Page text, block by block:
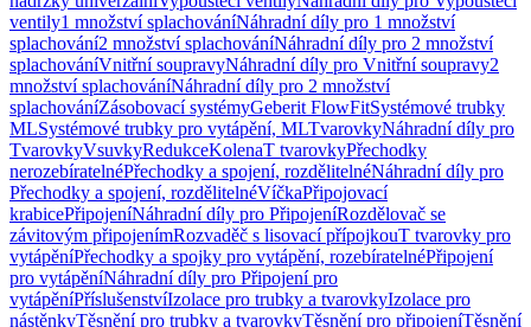
ventily1 množství splachováníNáhradní díly pro 1 množství
splachování2 množství splachováníNáhradní díly pro 2 množství
splachováníVnitřní soupravyNáhradní díly pro Vnitřní soupravy2
množství splachováníNáhradní díly pro 2 množství
splachováníZásobovací systémyGeberit FlowFitSystémové trubky
MLSystémové trubky pro vytápění, MLTvarovkyNáhradní díly pro
TvarovkyVsuvkyRedukceKolenaT tvarovkyPřechodky
nerozebíratelnéPřechodky a spojení, rozdělitelnéNáhradní díly pro
Přechodky a spojení, rozdělitelnéVíčkaPřipojovací
krabicePřipojeníNáhradní díly pro PřipojeníRozdělovač se
závitovým připojenímRozvaděč s lisovací přípojkouT tvarovky pro
vytápěníPřechodky a spojky pro vytápění, rozebíratelnéPřipojení
pro vytápěníNáhradní díly pro Připojení pro
vytápěníPříslušenstvíIzolace pro trubky a tvarovkyIzolace pro
nástěnkyTěsnění pro trubky a tvarovkyTěsnění pro připojeníTěsnění